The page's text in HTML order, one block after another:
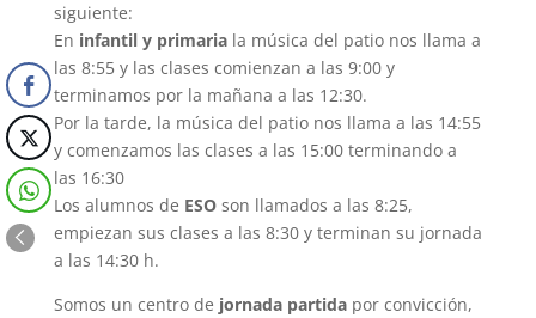
siguiente:
En infantil y primariala música del patio nos llama a
las 8:55 y las clases comienzan a las 9:00 y
terminamos por la mañana a las 12:30.
Por la tarde, la música del patio nos llama a las 14:55
y comenzamos las clases a las 15:00 terminando a
las 16:30
Los alumnos de ESOson llamados a las 8:25,
empiezan sus clases a las 8:30 y terminan su jornada
a las 14:30 h.
Somos un centro de jornada partidapor convicción,